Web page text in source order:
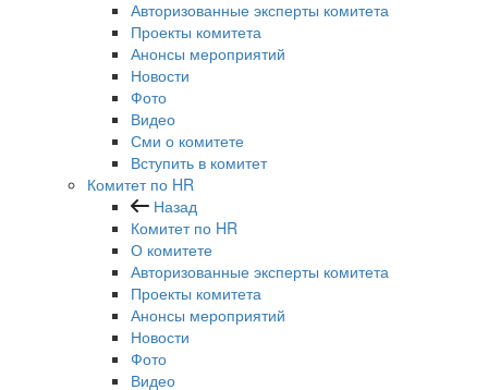
Авторизованные эксперты комитета
Проекты комитета
Анонсы мероприятий
Новости
Фото
Видео
Сми о комитете
Вступить в комитет
Комитет по HR
Назад
Комитет по HR
О комитете
Авторизованные эксперты комитета
Проекты комитета
Анонсы мероприятий
Новости
Фото
Видео